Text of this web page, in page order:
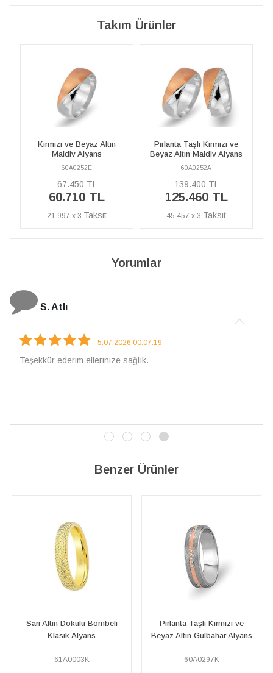
Takım Ürünler
Pırlanta Taşlı Kırmızı ve
Beyaz Altın Maldiv Alyans
60A0252A
139.400 TL
125.460 TL
45.457 x 3
Kırmızı ve Beyaz Altın
Maldiv Alyans
60A0252E
67.450 TL
60.710 TL
21.997 x 3
Yorumlar
N. Elçi
4.08.2026 16:27:03
Çarpıcı ve olağanüstü bir işçilikle hazırlanmış bir mücevher.
Benzer Ürünler
Pırlanta Taşlı Kırmızı ve
Beyaz Altın Gülbahar Alyans
60A0297K
Pırlanta Taşlı Sarı, Kırmızı ve
Beyaz Altın Abstrakt Alyans
60A0049K